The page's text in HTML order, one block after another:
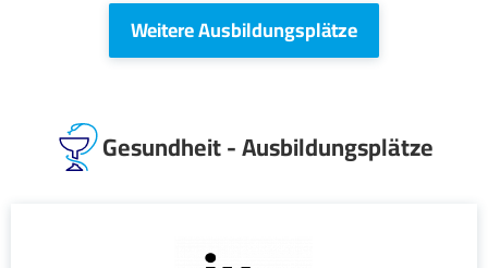
Weitere Ausbildungsplätze
Gesundheit - Ausbildungsplätze